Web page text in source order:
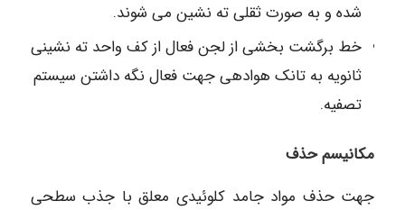
شده و به صورت ثقلی ته نشین می شوند.
خط برگشت بخشی از لجن فعال از کف واحد ته نشینی
ثانویه به تانک هوادهی جهت فعال نگه داشتن سیستم
تصفیه.
مکانیسم حذف
جهت حذف مواد جامد کلوئیدی معلق با جذب سطحی